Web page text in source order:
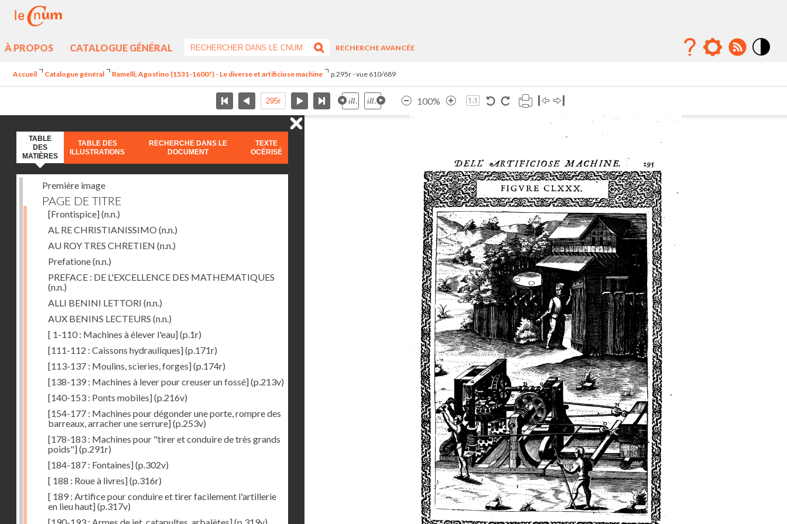
À PROPOS CATALOGUE GÉNÉRAL
RECHERCHE AVANCÉE
Accueil Catalogue général Ramelli, Agostino (1531-1600?) - Le diverse et artificiose machine p.295r - vue 610/689
100%
TABLE
DES
MATIÈRES
TABLE DES
ILLUSTRATIONS
RECHERCHE DANS LE
DOCUMENT
TEXTE
OCÉRISÉ
Première image
PAGE DE TITRE
[Frontispice](n.n.)
AL RE CHRISTIANISSIMO (n.n.)
AU ROY TRES CHRETIEN (n.n.)
Prefatione(n.n.)
PREFACE : DE L'EXCELLENCE DES MATHEMATIQUES
(n.n.)
ALLI BENINI LETTORI (n.n.)
AUX BENINS LECTEURS (n.n.)
[ 1-110 : Machines à élever l'eau](p.1r)
[111-112 : Caissons hydrauliques](p.171r)
[113-137 : Moulins, scieries, forges](p.174r)
[138-139 : Machines à lever pour creuser un fossé](p.213v)
[140-153 : Ponts mobiles](p.216v)
[154-177 : Machines pour dégonder une porte, rompre des
barreaux, arracher une serrure](p.253v)
[178-183 : Machines pour "tirer et conduire de très grands
poids"](p.291r)
[184-187 : Fontaines](p.302v)
[ 188 : Roue à livres](p.316r)
[ 189 : Artifice pour conduire et tirer facilement l'artillerie
en lieu haut](p.317v)